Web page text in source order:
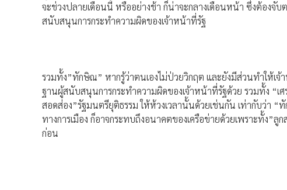
จะช่วงปลายเดือนนี้ หรืออย่างช้า ก็น่าจะกลางเดือนหน้า ซึ่งต้องจับ
สนับสนุนการกระทำความผิดของเจ้าหน้าที่รัฐ
รวมทั้ง”ทักษิณ” หากรู้ว่าตนเองไม่ป่วยวิกฤต และยังมีส่วนทำให้เ
ฐานผู้สนับสนุนการกระทำความผิดของเจ้าหน้าที่รัฐด้วย รวมทั้ง “
สอดส่อง”รัฐมนตรียุติธรรม ให้ห้วงเวลานั้นด้วยเช่นกัน เท่ากับว่า
ทางการเมือง ก็อาจกระทบถึงอนาคตของเครือข่ายด้วยเพราะทั้ง”
ก่อน